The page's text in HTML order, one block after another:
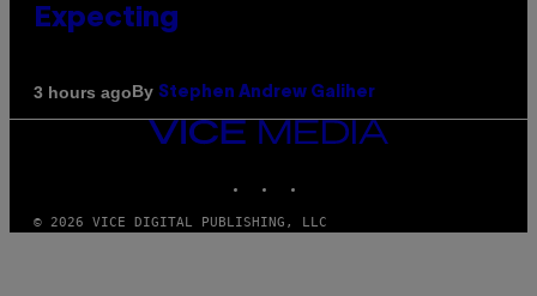
Expecting
3 hours agoBy Stephen Andrew Galiher
VICE
© 2026 VICE DIGITAL PUBLISHING, LLC